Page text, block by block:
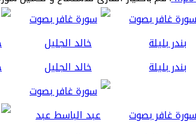
بندر بليلة خالد الجليل